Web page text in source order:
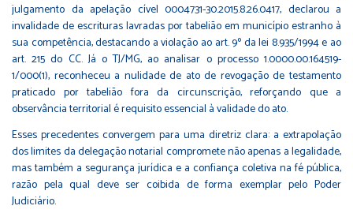
julgamento da apelação cível 0004731-30.2015.8.26.0417, declarou a
invalidade de escrituras lavradas por tabelião em município estranho à
sua competência, destacando a violação ao art. 9º da lei 8.935/1994 e ao
art. 215 do CC. Já o TJ/MG, ao analisar o processo 1.0000.00.164519-
1/000(1), reconheceu a nulidade de ato de revogação de testamento
praticado por tabelião fora da circunscrição, reforçando que a
observância territorial é requisito essencial à validade do ato.
Esses precedentes convergem para uma diretriz clara: a extrapolação
dos limites da delegação notarial compromete não apenas a legalidade,
mas também a segurança jurídica e a confiança coletiva na fé pública,
razão pela qual deve ser coibida de forma exemplar pelo Poder
Judiciário.